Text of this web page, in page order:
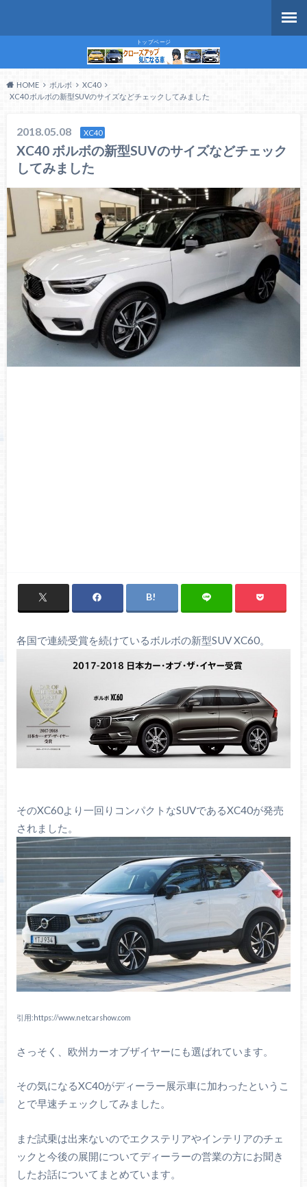
トップページ
HOME ボルボ
XC40
XC40 ボルボの新型SUVのサイズなどチェックしてみました
2018.05.08 XC40
XC40 ボルボの新型SUVのサイズなどチェック
してみました
各国で連続受賞を続けているボルボの新型SUV XC60。
そのXC60より一回りコンパクトなSUVであるXC40が発売
されました。
引用:https://www.netcarshow.com
さっそく、欧州カーオブザイヤーにも選ばれています。
その気になるXC40がディーラー展示車に加わったというこ
とで早速チェックしてみました。
まだ試乗は出来ないのでエクステリアやインテリアのチェ
ックと今後の展開についてディーラーの営業の方にお聞き
したお話についてまとめています。